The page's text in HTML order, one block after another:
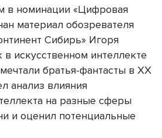
в номинации «Цифровая
материал обозревателя
Сибирь» Игоря
искусственном интеллекте
братья-фантасты в ХХ
анализ влияния
на разные сферы
и оценил потенциальные